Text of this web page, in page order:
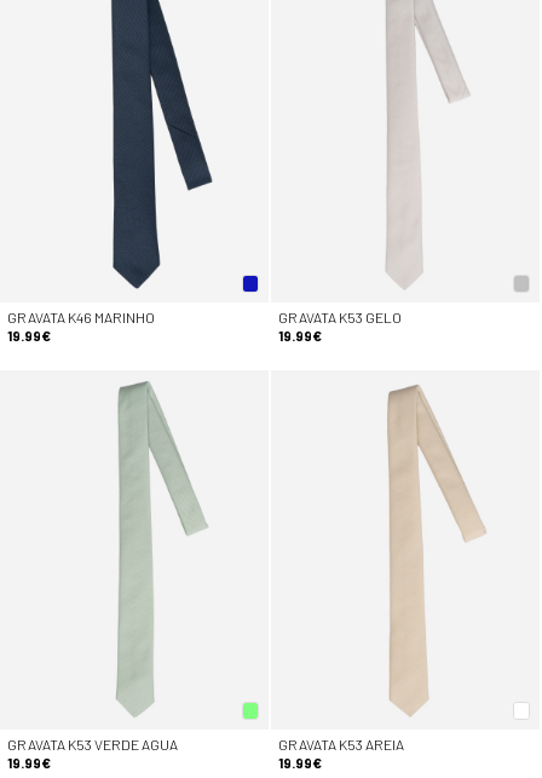
GRAVATA K46 MARINHO
19.99€
GRAVATA K53 GELO
19.99€
GRAVATA K53 VERDE AGUA
19.99€
GRAVATA K53 AREIA
19.99€